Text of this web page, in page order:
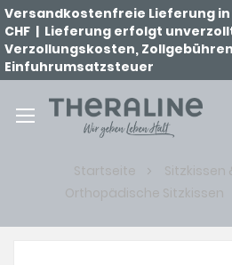
Versandkostenfreie Lieferung in
CHF | Lieferung erfolgt
Verzollungskosten,
Einfuhrumsatzsteuer
Startseite
Sitzkissen
Orthopädische Sitzkissen